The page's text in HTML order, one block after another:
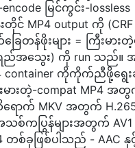
encode မြင်ကွင်း-lossless
တိုင် MP4 output ကို (CRF
ြေတန်ဖိုးများ = ကြီးမား
ရည်အသွေး) ကို run သည်။
container ကိုကိုက်ညီဖို့ရွေး
ားတဲ့-compat MP4 အတွ
ာက် MKV အတွက် H.265,
စ်ကပြွန်များအတွက် AV1
တစ်ခုဖြစ်ပါသည် - AAC